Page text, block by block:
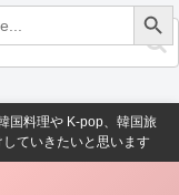
Search Button
国料理や K-pop、韓国旅
ていきたいと思います